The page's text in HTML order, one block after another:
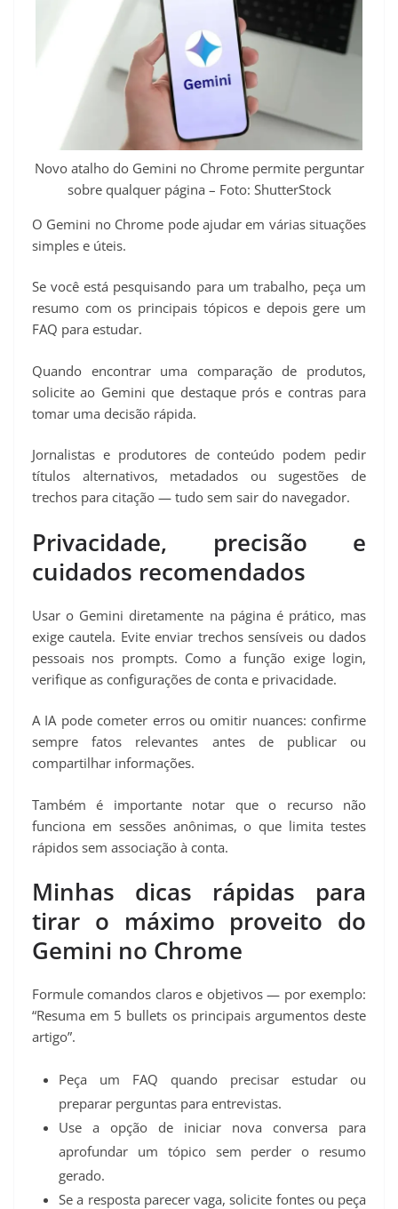
Novo atalho do Gemini no Chrome permite perguntar
sobre qualquer página – Foto: ShutterStock
O Gemini no Chrome pode ajudar em várias situações
simples e úteis.
Se você está pesquisando para um trabalho, peça um
resumo com os principais tópicos e depois gere um
FAQ para estudar.
Quando encontrar uma comparação de produtos,
solicite ao Gemini que destaque prós e contras para
tomar uma decisão rápida.
Jornalistas e produtores de conteúdo podem pedir
títulos alternativos, metadados ou sugestões de
trechos para citação — tudo sem sair do navegador.
Privacidade, precisão e
cuidados recomendados
Usar o Gemini diretamente na página é prático, mas
exige cautela. Evite enviar trechos sensíveis ou dados
pessoais nos prompts. Como a função exige login,
verifique as configurações de conta e privacidade.
A IA pode cometer erros ou omitir nuances: confirme
sempre fatos relevantes antes de publicar ou
compartilhar informações.
Também é importante notar que o recurso não
funciona em sessões anônimas, o que limita testes
rápidos sem associação à conta.
Minhas dicas rápidas para
tirar o máximo proveito do
Gemini no Chrome
Formule comandos claros e objetivos — por exemplo:
“Resuma em 5 bullets os principais argumentos deste
artigo”.
Peça um FAQ quando precisar estudar ou
preparar perguntas para entrevistas.
Use a opção de iniciar nova conversa para
aprofundar um tópico sem perder o resumo
gerado.
Se a resposta parecer vaga, solicite fontes ou peça